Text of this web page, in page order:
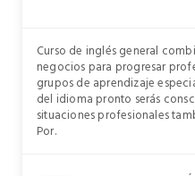
Curso de inglés general
negocios para progresar
grupos de aprendizaje
del idioma pronto serás
situaciones profesionales
Por.